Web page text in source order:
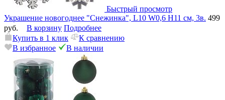
Быстрый просмотр
Украшение новогоднее "Снежинка", L10 W0,6 H11 см, 3в. 499
руб.
В корзину Подробнее
Купить в 1 клик
К сравнению
В избранное
В наличии